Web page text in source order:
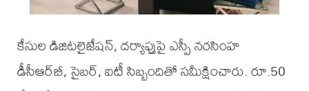
కేసుల డిజిటలైజేషన్, దర్యాప్తుపై ఎస్పీ నరసింహ
డీసీఆర్‌బీ, సైబర్, ఐటీ సిబ్బందితో సమీక్షించారు. రూ.50